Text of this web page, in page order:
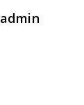
admin